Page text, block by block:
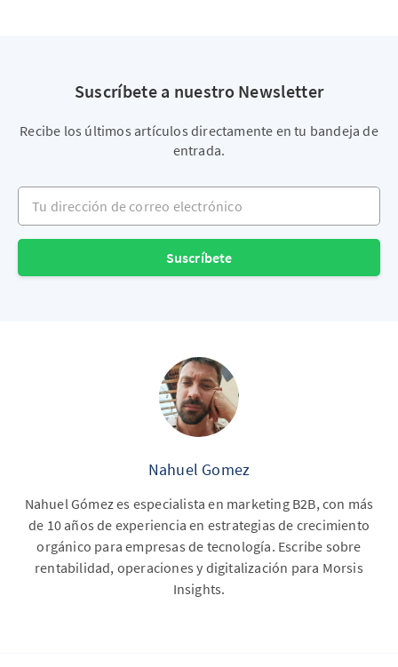
Suscríbete a nuestro Newsletter
Recibe los últimos artículos directamente en tu bandeja de
entrada.
Tu dirección de correo electrónico
Suscríbete
Nahuel Gomez
Nahuel Gómez es especialista en marketing B2B, con más
de 10 años de experiencia en estrategias de crecimiento
orgánico para empresas de tecnología. Escribe sobre
rentabilidad, operaciones y digitalización para Morsis
Insights.